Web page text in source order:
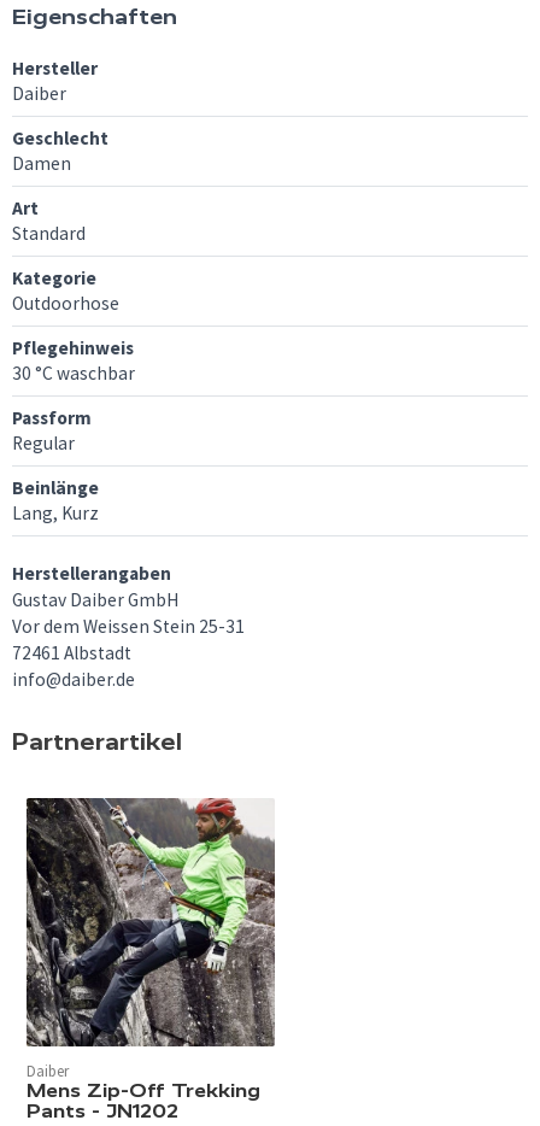
Eigenschaften
Hersteller
Daiber
Geschlecht
Damen
Art
Standard
Kategorie
Outdoorhose
Pflegehinweis
30 °C waschbar
Passform
Regular
Beinlänge
Lang, Kurz
Herstellerangaben
Gustav Daiber GmbH
Vor dem Weissen Stein 25-31
72461 Albstadt
info@daiber.de
Partnerartikel
Daiber
Mens Zip-Off Trekking
Pants - JN1202